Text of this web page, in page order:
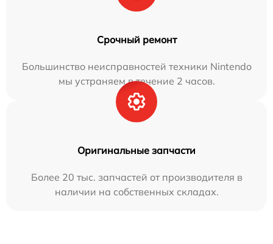
Срочный ремонт
Большинство неисправностей техники Nintendo
мы устраняем в течение 2 часов.
Оригинальные запчасти
Более 20 тыс. запчастей от производителя в
наличии на собственных складах.